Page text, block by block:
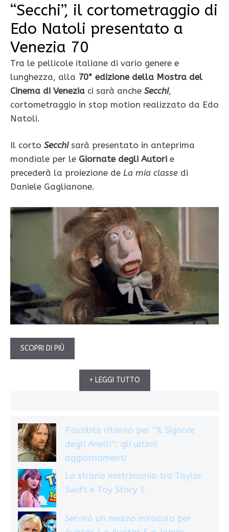
“Secchi”, il cortometraggio di
Edo Natoli presentato a
Venezia 70
Tra le pellicole italiane di vario genere e
lunghezza, alla 70° edizione della Mostra del
Cinema di Venezia ci sarà anche Secchi,
cortometraggio in stop motion realizzato da Edo
Natoli.
Il corto Secchi sarà presentato in anteprima
mondiale per le Giornate degli Autori e
precederà la proiezione de La mia classe di
Daniele Gaglianone.
SCOPRI DI PIÙ
+ LEGGI TUTTO
Possibile ritorno per “Il Signore
degli Anelli”: gli ultimi
aggiornamenti
Lo strano matrimonio tra Taylor
Swift e Toy Story 5
Servirà un mezzo miracolo per